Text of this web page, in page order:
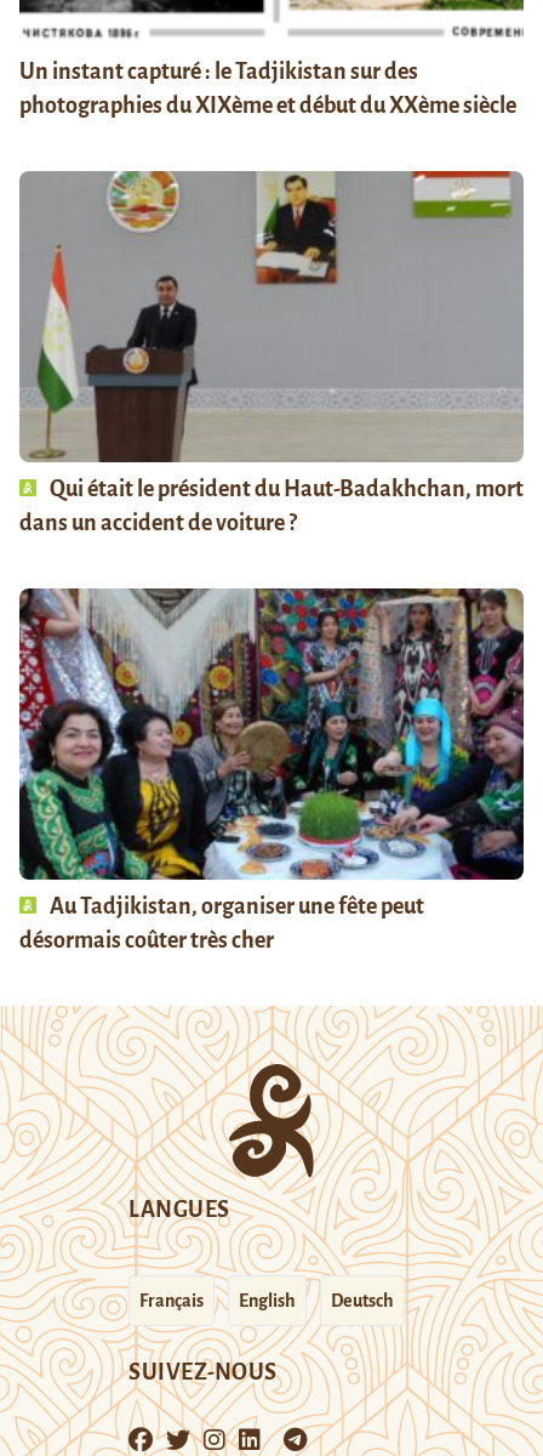
Un instant capturé : le Tadjikistan sur des
photographies du XIXème et début du XXème siècle
Qui était le président du Haut-Badakhchan, mort
dans un accident de voiture ?
Au Tadjikistan, organiser une fête peut
désormais coûter très cher
LANGUES
Français English Deutsch
SUIVEZ-NOUS